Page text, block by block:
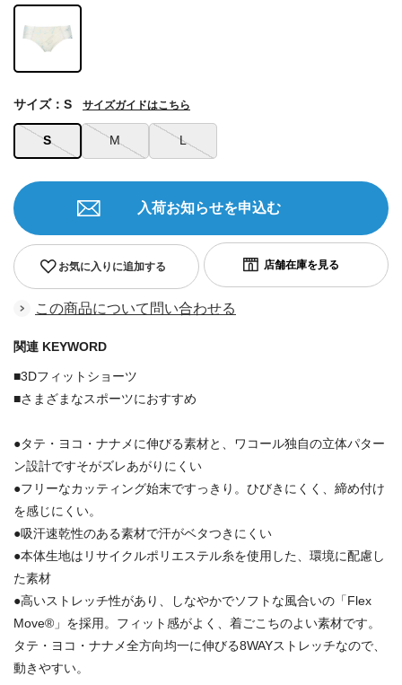
S M L
サイズ：S サイズガイドはこちら
お気に入りに追加する
入荷お知らせを申込む
この商品について問い合わせる
関連 KEYWORD
■3Dフィットショーツ
■さまざまなスポーツにおすすめ
●タテ・ヨコ・ナナメに伸びる素材と、ワコール独自の立体パター
ン設計ですそがズレあがりにくい
●フリーなカッティング始末ですっきり。ひびきにくく、締め付け
を感じにくい。
●吸汗速乾性のある素材で汗がベタつきにくい
●本体生地はリサイクルポリエステル糸を使用した、環境に配慮し
た素材
●高いストレッチ性があり、しなやかでソフトな風合いの「Flex
Move®」を採用。フィット感がよく、着ごこちのよい素材です。
タテ・ヨコ・ナナメ全方向均一に伸びる8WAYストレッチなので、
動きやすい。